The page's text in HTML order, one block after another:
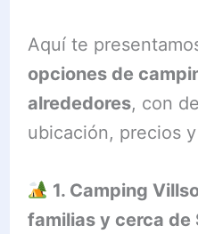
Aquí te
opciones de
alrededores, con
ubicación, precios
1. Camping
familias y cerca de